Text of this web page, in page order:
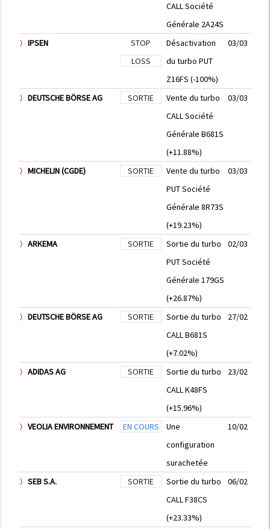
CALL Société
Générale 2A24S
IPSEN
STOP
LOSS
Désactivation
du turbo PUT
Z16FS (-100%)
03/03
DEUTSCHE BÖRSE AG SORTIE
Vente du turbo
CALL Société
Générale B681S
(+11.88%)
03/03
MICHELIN (CGDE) SORTIE
Vente du turbo
PUT Société
Générale 8R73S
(+19.23%)
03/03
ARKEMA SORTIE
Sortie du turbo
PUT Société
Générale 179GS
(+26.87%)
02/03
DEUTSCHE BÖRSE AG SORTIE
Sortie du turbo
CALL B681S
(+7.02%)
27/02
ADIDAS AG SORTIE
Sortie du turbo
CALL K48FS
(+15.96%)
23/02
VEOLIA ENVIRONNEMENT EN COURS
Une
configuration
surachetée
10/02
SEB S.A. SORTIE
Sortie du turbo
CALL F38CS
(+23.33%)
06/02